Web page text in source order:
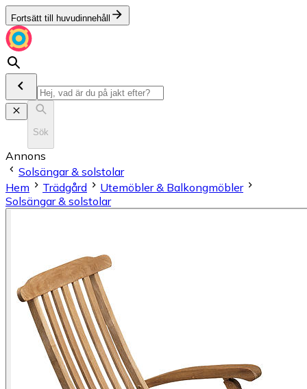
Fortsätt till huvudinnehåll
Sök
Annons
Solsängar & solstolar
Hem
Trädgård
Utemöbler & Balkongmöbler
Solsängar & solstolar